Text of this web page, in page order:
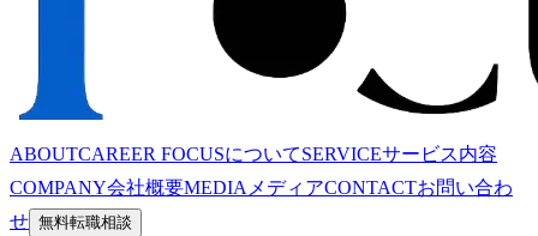
ABOUTCAREER FOCUSについてSERVICEサービス内容
COMPANY会社概要MEDIA メディアCONTACTお問い合わ
せ 無料転職相談